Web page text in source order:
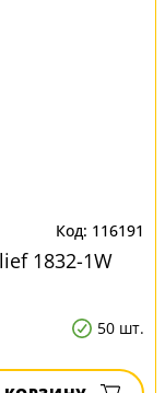
116191
1832-1W
50 шт.